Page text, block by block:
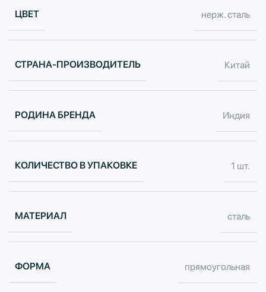
ЦВЕТ нерж. сталь
СТРАНА-ПРОИЗВОДИТЕЛЬ Китай
РОДИНА БРЕНДА Индия
КОЛИЧЕСТВО В УПАКОВКЕ 1 шт.
МАТЕРИАЛ сталь
ФОРМА прямоугольная